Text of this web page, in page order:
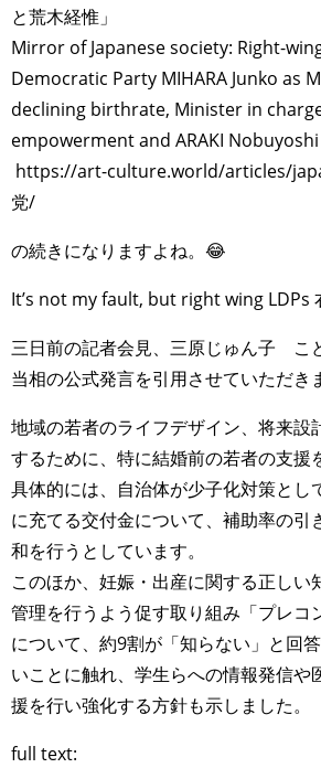
と荒木経惟」
Mirror of Japanese society: Right-
Democratic Party MIHARA Junko as
declining birthrate, Minister in
empowerment and ARAKI Nobuyoshi
https://art-culture.world/articles/
党/
の続きになりますよね。😂
It’s not my fault, but right wing LDPs
三日前の記者会見、三原じゅん子 こ
当相の公式発言を引用させていただき
地域の若者のライフデザイン、将来設
するために、特に結婚前の若者の支援
具体的には、自治体が少子化対策とし
に充てる交付金について、補助率の引
和を行うとしています。
このほか、妊娠・出産に関する正しい
管理を行うよう促す取り組み「プレコ
について、約9割が「知らない」と回
いことに触れ、学生らへの情報発信や
援を行い強化する方針も示しました。
full text: